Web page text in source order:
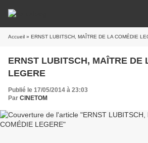
Accueil » ERNST LUBITSCH, MAÎTRE DE LA COMÉDIE
ERNST LUBITSCH, MAÎTRE DE
LEGERE
Publié le 17/05/2014 à 23:03
Par CINETOM